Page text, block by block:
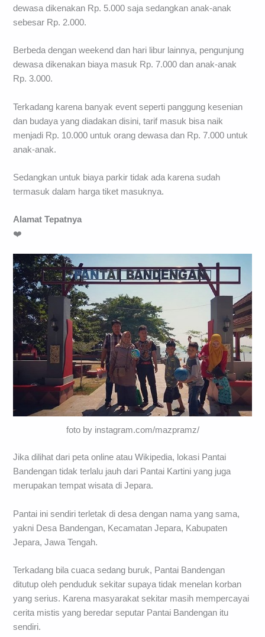
dewasa dikenakan Rp. 5.000 saja sedangkan anak-anak
sebesar Rp. 2.000.
Berbeda dengan weekend dan hari libur lainnya, pengunjung
dewasa dikenakan biaya masuk Rp. 7.000 dan anak-anak
Rp. 3.000.
Terkadang karena banyak event seperti panggung kesenian
dan budaya yang diadakan disini, tarif masuk bisa naik
menjadi Rp. 10.000 untuk orang dewasa dan Rp. 7.000 untuk
anak-anak.
Sedangkan untuk biaya parkir tidak ada karena sudah
termasuk dalam harga tiket masuknya.
Alamat Tepatnya
❤️
foto by instagram.com/mazpramz/
Jika dilihat dari peta online atau Wikipedia, lokasi Pantai
Bandengan tidak terlalu jauh dari Pantai Kartini yang juga
merupakan tempat wisata di Jepara.
Pantai ini sendiri terletak di desa dengan nama yang sama,
yakni Desa Bandengan, Kecamatan Jepara, Kabupaten
Jepara, Jawa Tengah.
Terkadang bila cuaca sedang buruk, Pantai Bandengan
ditutup oleh penduduk sekitar supaya tidak menelan korban
yang serius. Karena masyarakat sekitar masih mempercayai
cerita mistis yang beredar seputar Pantai Bandengan itu
sendiri.